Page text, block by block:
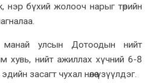
нэр бүхий жолооч нарыг төрийн
улсын Дотоодын нийт
хувь, нийт ажиллах хүчний 6-8
засагт чухал нөлөө үзүүлдэг.